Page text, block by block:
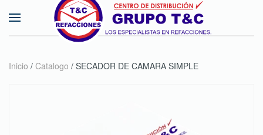
Skip to main content
Inicio / Catalogo / SECADOR DE CAMARA SIMPLE